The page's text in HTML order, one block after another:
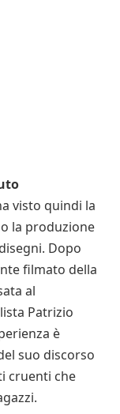
visto quindi la
la produzione
Dopo
filmato della
al
Patrizio
è
suo discorso
cruenti che